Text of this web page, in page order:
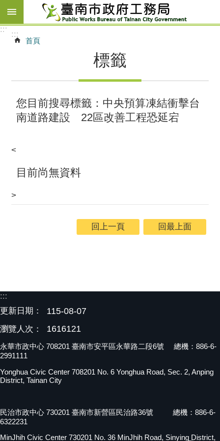
跳到主要內容區塊
:::
:::
首頁
標籤
您目前搜尋標籤：中央預算凍結衝擊台
南道路建設 22區改善工程恐延宕
<
目前尚無資料
>
回上一頁 回最上面
:::
更新日期：
115-08-07
瀏覽人次： 1616121
永華市政中心 708201 臺南市安平區永華路二段6號 總機：886-6-
2991111
Yonghua Civic Center 708201 No. 6 Yonghua Road, Sec. 2, Anping
District, Tainan City
民治市政中心 730201 臺南市新營區民治路36號 總機：886-6-
6322231
MinJhih Civic Center 730201 No. 36 MinJhih Road, Sinying District,